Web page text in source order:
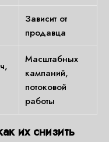
Зависит от
продавца
Масштабных
кампаний,
потоковой
работы
их снизить